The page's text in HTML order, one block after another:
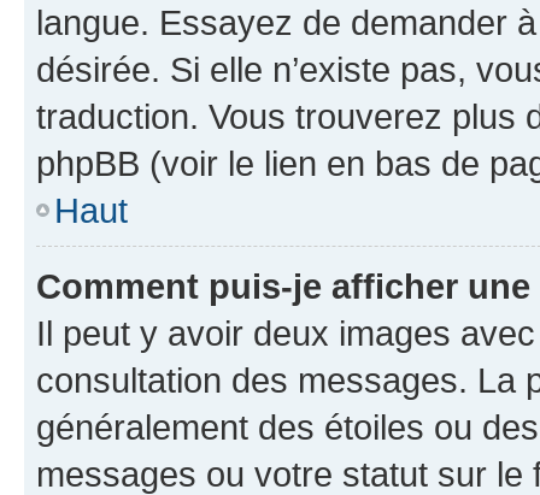
langue. Essayez de demander
désirée. Si elle n’existe pas,
traduction. Vous trouverez plus
phpBB (voir le lien en bas de
Haut
Comment puis-je afficher
Il peut y avoir deux images
consultation des messages. La
généralement des étoiles ou
messages ou votre statut sur